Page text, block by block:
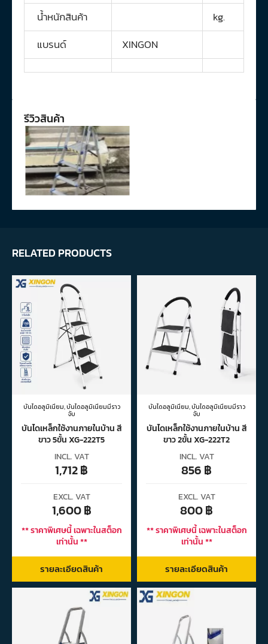
น้ำหนักสินค้า
kg.
แบรนด์
XINGON
รีวิวสินค้า
RELATED PRODUCTS
บันไดอลูมิเนียม,บันไดอลูมิเนียมมีราว
จับ
บันไดเหล็กใช้งานภายในบ้าน สี
ขาว 5ขั้น XG-222T5
INCL. VAT
1,712฿
EXCL. VAT
1,600฿
** ราคาพิเศษนี้ เฉพาะในสต็อก
เท่านั้น **
รายละเอียดสินค้า
บันไดอลูมิเนียม,บันไดอลูมิเนียมมีราว
จับ
บันไดเหล็กใช้งานภายในบ้าน สี
ขาว 2ขั้น XG-222T2
INCL. VAT
856 ฿
EXCL. VAT
800฿
** ราคาพิเศษนี้ เฉพาะในสต็อก
เท่านั้น **
รายละเอียดสินค้า